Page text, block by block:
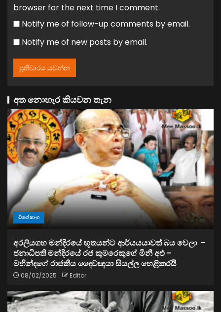
browser for the next time I comment.
Notify me of follow-up comments by email.
Notify me of new posts by email.
අත නොහැර කියවන තැන
විශේෂාංග
අරලියගහ මන්දිරයේ භූතයන්ට ආර්යයයාවත් බය වෙලා –
ජනාධිපති මන්දිරයේ රජ කුමරෙකුගේ මිනී අළු –
මහින්දගේ රාජකීය දෛවඥයා සියල්ල හෙළිකරයි
08/02/2025 Editor